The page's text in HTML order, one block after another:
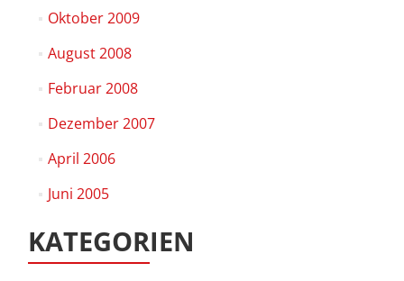
Oktober 2009
August 2008
Februar 2008
Dezember 2007
April 2006
Juni 2005
KATEGORIEN